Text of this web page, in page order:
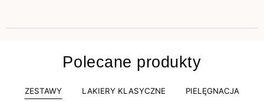
Polecane produkty
ZESTAWY LAKIERY KLASYCZNE PIELĘGNACJA